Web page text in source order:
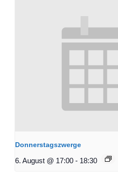
Donnerstagszwerge
6. August @ 17:00 - 18:30